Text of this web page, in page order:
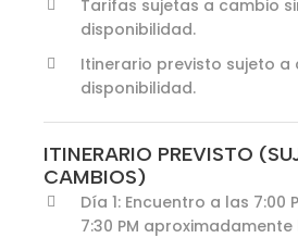
Tarifas sujetas a cambio
disponibilidad.
Itinerario previsto sujeto a
disponibilidad.
ITINERARIO PREVISTO
CAMBIOS)
Día 1: Encuentro a las 7:00
7:30 PM